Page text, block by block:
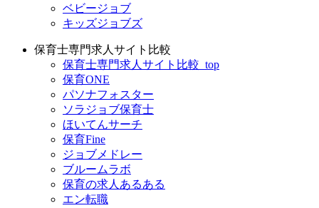
ベビージョブ
キッズジョブズ
保育士専門求人サイト比較
保育士専門求人サイト比較_top
保育ONE
パソナフォスター
ソラジョブ保育士
ほいてんサーチ
保育Fine
ジョブメドレー
ブルームラボ
保育の求人あるある
エン転職